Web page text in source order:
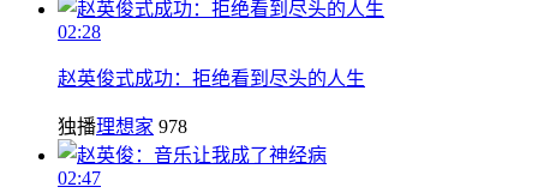
02:28
赵英俊式成功：拒绝看到尽头的人生
独播理想家 978
02:47